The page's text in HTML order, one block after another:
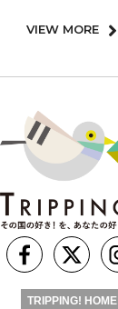
VIEW MORE
TRIPPING! HOME